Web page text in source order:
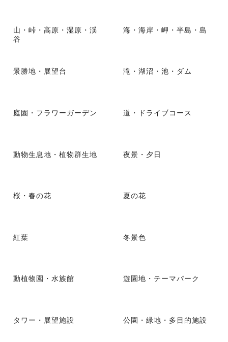
山・峠・高原・湿原・渓
谷
海・海岸・岬・半島・島
景勝地・展望台 滝・湖沼・池・ダム
庭園・フラワーガーデン 道・ドライブコース
動物生息地・植物群生地 夜景・夕日
桜・春の花 夏の花
紅葉 冬景色
動植物園・水族館 遊園地・テーマパーク
タワー・展望施設 公園・緑地・多目的施設